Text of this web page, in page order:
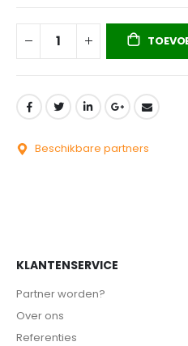
Beschikbare partners
KLANTENSERVICE
Partner worden?
Over ons
Referenties